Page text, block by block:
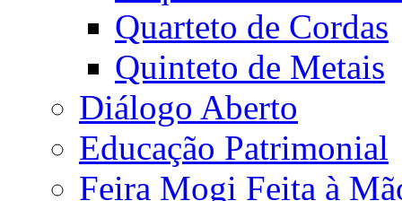
Quarteto de Cordas
Quinteto de Metais
Diálogo Aberto
Educação Patrimonial
Feira Mogi Feita à